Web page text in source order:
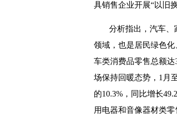
具销售企业开展“以旧
分析指出，汽车、
领域，也是居民绿色
车类消费品零售总额达
场保持回暖态势，1月
的10.3%，同比增长
用电器和音像器材类零